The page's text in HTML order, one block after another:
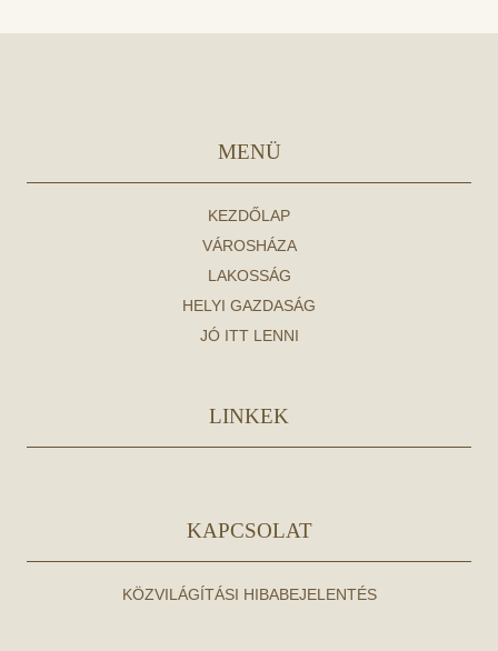
MENÜ
KEZDŐLAP
VÁROSHÁZA
LAKOSSÁG
HELYI GAZDASÁG
JÓ ITT LENNI
LINKEK
KAPCSOLAT
KÖZVILÁGÍTÁSI HIBABEJELENTÉS